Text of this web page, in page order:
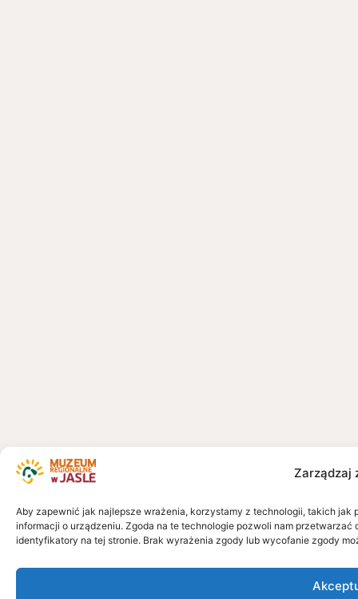
Zarządzaj
Aby zapewnić jak najlepsze wrażenia, korzystamy z technologii, takich
informacji o urządzeniu. Zgoda na te technologie pozwoli nam
identyfikatory na tej stronie. Brak wyrażenia zgody lub wycofanie zgody